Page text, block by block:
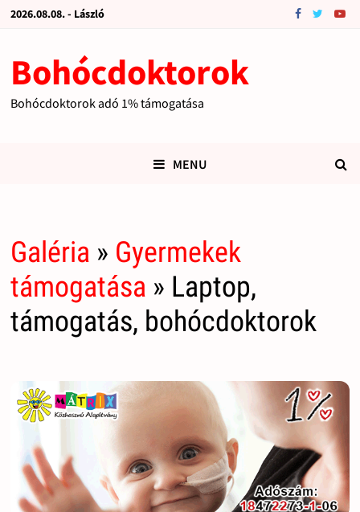
2026.08.08. - László
Bohócdoktorok
Bohócdoktorok adó 1% támogatása
MENU
Galéria » Gyermekek
támogatása » Laptop,
támogatás, bohócdoktorok